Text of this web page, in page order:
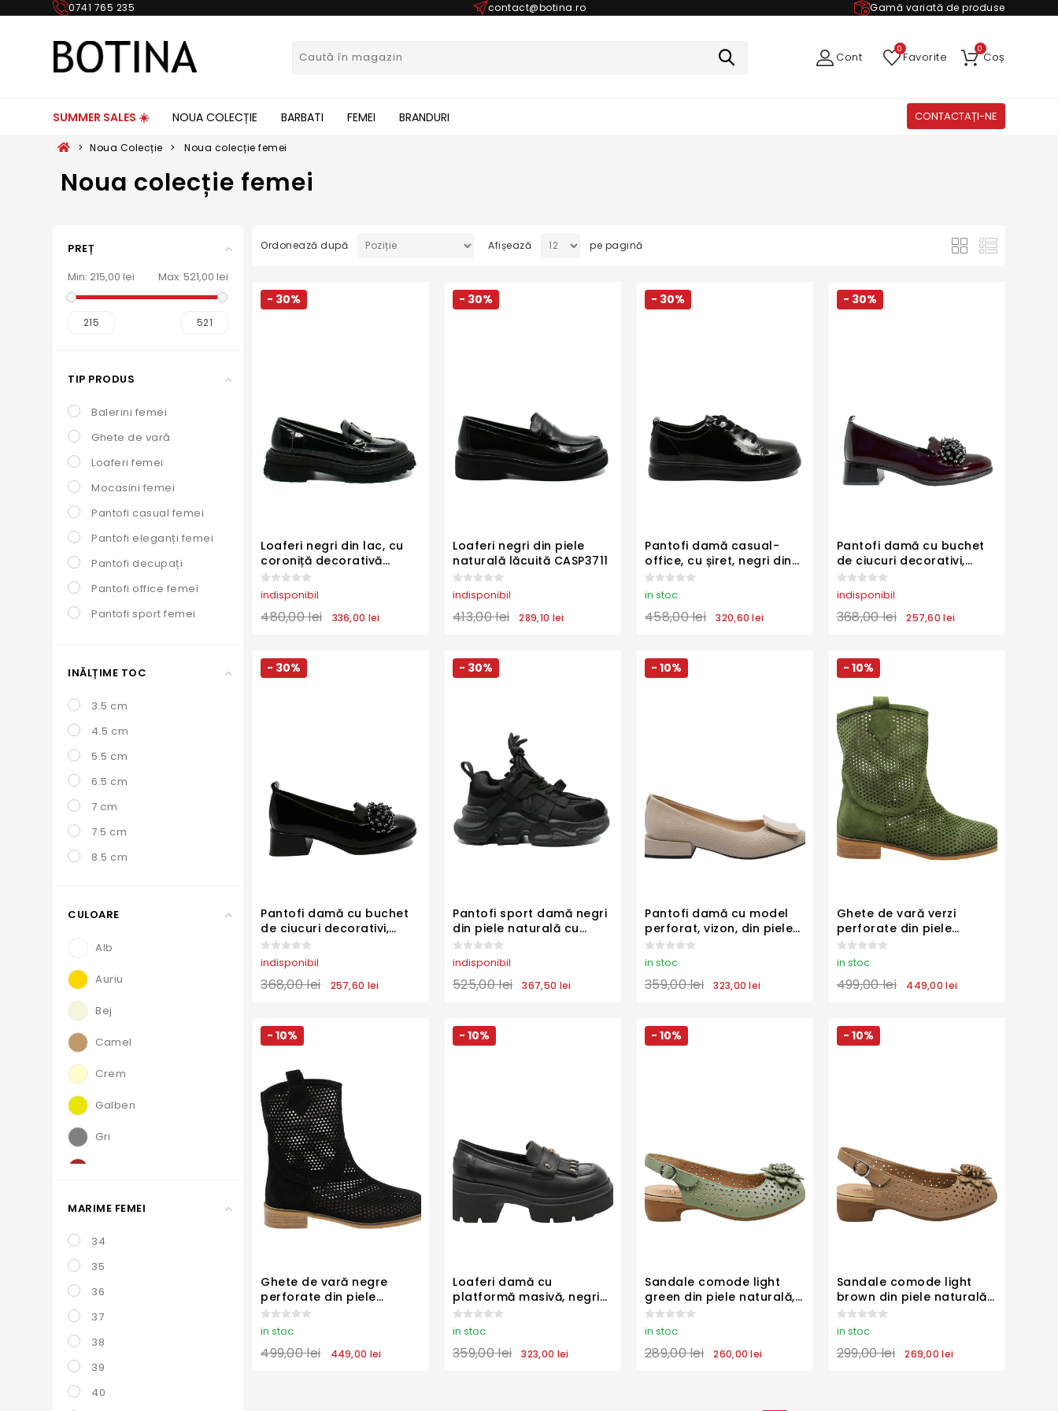
0741 765 235 contact@botina.ro Gamă variată de produse
Cont Favorite
0
Coș
0
SUMMER SALES ☀️ NOUA COLECȚIE BARBATI FEMEI BRANDURI CONTACTAȚI-NE
> Noua Colecție > Noua colecție femei
Noua colecție femei
PREȚ
Min: 215,00 lei Max: 521,00 lei
215 521
TIP PRODUS
Balerini femei
Ghete de vară
Loaferi femei
Mocasini femei
Pantofi casual femei
Pantofi eleganți femei
Pantofi decupați
Pantofi office femei
Pantofi sport femei
Saboți eleganți
Teniși femei
INĂLȚIME TOC
3.5 cm
4.5 cm
5.5 cm
6.5 cm
7 cm
7.5 cm
8.5 cm
CULOARE
Alb
Auriu
Bej
Camel
Crem
Galben
Gri
Roz
Verde
Visiniu
MARIME FEMEI
34
35
36
37
38
39
40
Ordonează după Afișează pe pagină
- 30%
Loaferi negri din lac, cu
coroniță decorativă
CASP85
indisponibil
480,00 lei 336,00 lei
- 30%
Loaferi negri din piele
naturală lăcuită CASP3711
indisponibil
413,00 lei 289,10 lei
- 30%
Pantofi damă casual-
office, cu șiret, negri din
lac KIVA3113
in stoc
458,00 lei 320,60 lei
- 30%
Pantofi damă cu buchet
de ciucuri decorativi,
vișinii, din lac FLO613
indisponibil
368,00 lei 257,60 lei
- 30%
Pantofi damă cu buchet
de ciucuri decorativi,
negri, din lac FLO613
indisponibil
368,00 lei 257,60 lei
- 30%
Pantofi sport damă negri
din piele naturală cu
panglici decorative
KIVA851
indisponibil
525,00 lei 367,50 lei
- 10%
Pantofi damă cu model
perforat, vizon, din piele
naturală MIR1131
in stoc
359,00 lei 323,00 lei
- 10%
Ghete de vară verzi
perforate din piele
întoarsă MIR3952
in stoc
499,00 lei 449,00 lei
- 10%
Ghete de vară negre
perforate din piele
întoarsă MIR3952
in stoc
499,00 lei 449,00 lei
- 10%
Loaferi damă cu
platformă masivă, negri
din piele naturală
FLO144N
in stoc
359,00 lei 323,00 lei
- 10%
Sandale comode light
green din piele naturală,
cu modele geometrice
OTR480016
in stoc
289,00 lei 260,00 lei
- 10%
Sandale comode light
brown din piele naturală,
cu modele geometrice
OTR460019
in stoc
299,00 lei 269,00 lei